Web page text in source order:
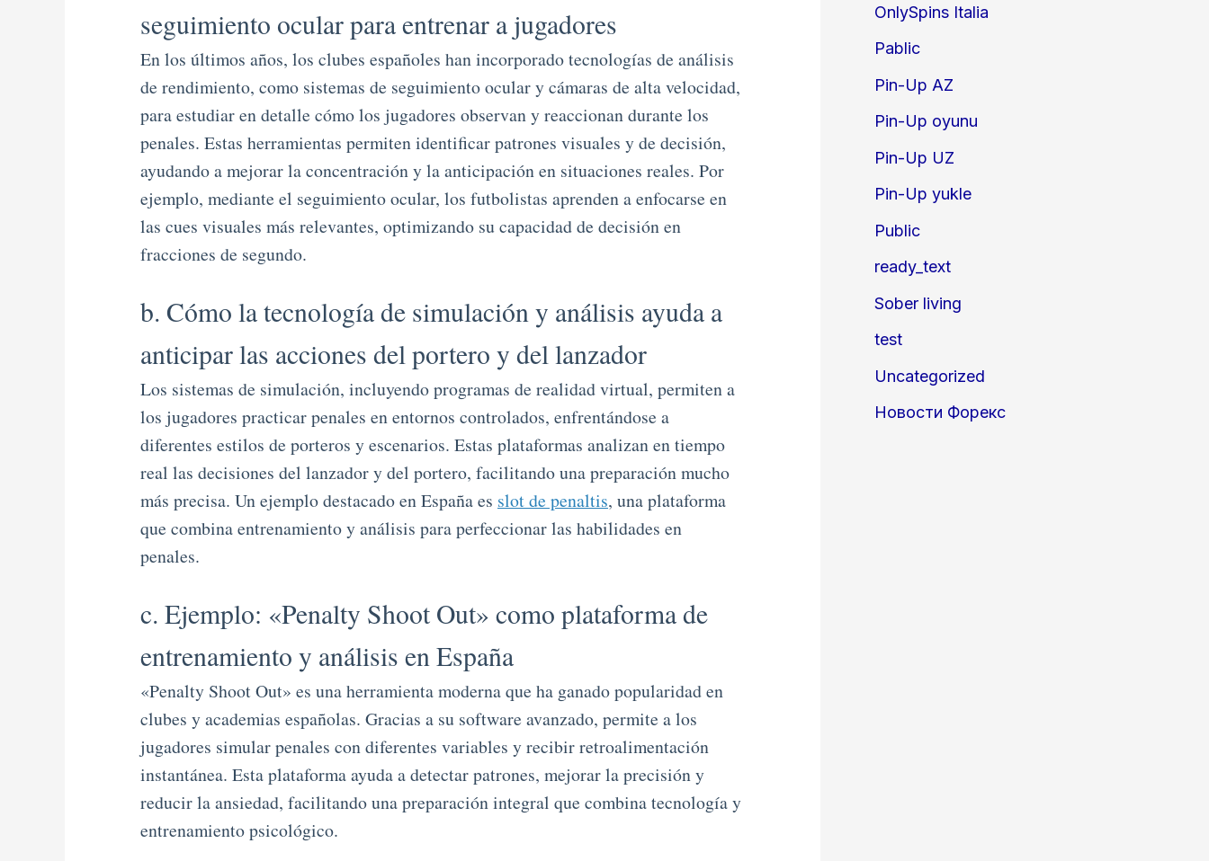
seguimiento ocular para entrenar a jugadores
En los últimos años, los clubes españoles han incorporado tecnologías de análisis
de rendimiento, como sistemas de seguimiento ocular y cámaras de alta velocidad,
para estudiar en detalle cómo los jugadores observan y reaccionan durante los
penales. Estas herramientas permiten identificar patrones visuales y de decisión,
ayudando a mejorar la concentración y la anticipación en situaciones reales. Por
ejemplo, mediante el seguimiento ocular, los futbolistas aprenden a enfocarse en
las cues visuales más relevantes, optimizando su capacidad de decisión en
fracciones de segundo.
b. Cómo la tecnología de simulación y análisis ayuda a
anticipar las acciones del portero y del lanzador
Los sistemas de simulación, incluyendo programas de realidad virtual, permiten a
los jugadores practicar penales en entornos controlados, enfrentándose a
diferentes estilos de porteros y escenarios. Estas plataformas analizan en tiempo
real las decisiones del lanzador y del portero, facilitando una preparación mucho
más precisa. Un ejemplo destacado en España es slot de penaltis, una plataforma
que combina entrenamiento y análisis para perfeccionar las habilidades en
penales.
c. Ejemplo: «Penalty Shoot Out» como plataforma de
entrenamiento y análisis en España
«Penalty Shoot Out» es una herramienta moderna que ha ganado popularidad en
clubes y academias españolas. Gracias a su software avanzado, permite a los
jugadores simular penales con diferentes variables y recibir retroalimentación
instantánea. Esta plataforma ayuda a detectar patrones, mejorar la precisión y
reducir la ansiedad, facilitando una preparación integral que combina tecnología y
entrenamiento psicológico.
OnlySpins Italia
Pablic
Pin-Up AZ
Pin-Up oyunu
Pin-Up UZ
Pin-Up yukle
Public
ready_text
Sober living
test
Uncategorized
Новости Форекс